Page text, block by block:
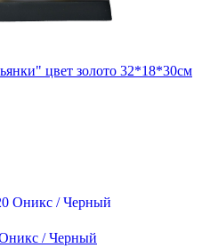
цвет золото 32*18*30см
/ Черный